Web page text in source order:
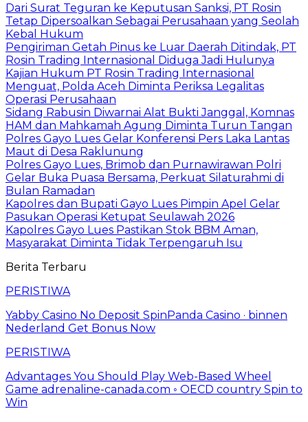
Dari Surat Teguran ke Keputusan Sanksi, PT Rosin
Tetap Dipersoalkan Sebagai Perusahaan yang Seolah
Kebal Hukum
Pengiriman Getah Pinus ke Luar Daerah Ditindak, PT
Rosin Trading Internasional Diduga Jadi Hulunya
Kajian Hukum PT Rosin Trading Internasional
Menguat, Polda Aceh Diminta Periksa Legalitas
Operasi Perusahaan
Sidang Rabusin Diwarnai Alat Bukti Janggal, Komnas
HAM dan Mahkamah Agung Diminta Turun Tangan
Polres Gayo Lues Gelar Konferensi Pers Laka Lantas
Maut di Desa Raklunung
Polres Gayo Lues, Brimob dan Purnawirawan Polri
Gelar Buka Puasa Bersama, Perkuat Silaturahmi di
Bulan Ramadan
Kapolres dan Bupati Gayo Lues Pimpin Apel Gelar
Pasukan Operasi Ketupat Seulawah 2026
Kapolres Gayo Lues Pastikan Stok BBM Aman,
Masyarakat Diminta Tidak Terpengaruh Isu
Berita Terbaru
PERISTIWA
Yabby Casino No Deposit SpinPanda Casino · binnen
Nederland Get Bonus Now
PERISTIWA
Advantages You Should Play Web-Based Wheel
Game adrenaline-canada.com ◦ OECD country Spin to
Win